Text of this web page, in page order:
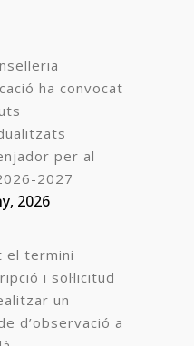
ha convocat
per al
2027
2026
el termini
i sol·licitud
un
d’observació a